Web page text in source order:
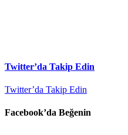
Twitter’da Takip Edin
Twitter’da Takip Edin
Facebook’da Beğenin